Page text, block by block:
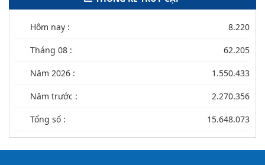
Hôm nay : 8.220
Tháng 08 : 62.205
Năm 2026 : 1.550.433
Năm trước : 2.270.356
Tổng số : 15.648.073